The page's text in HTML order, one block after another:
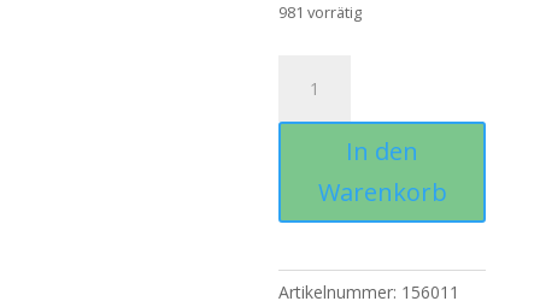
981 vorrätig
cm
In den
Warenkorb
Artikelnummer: 156011